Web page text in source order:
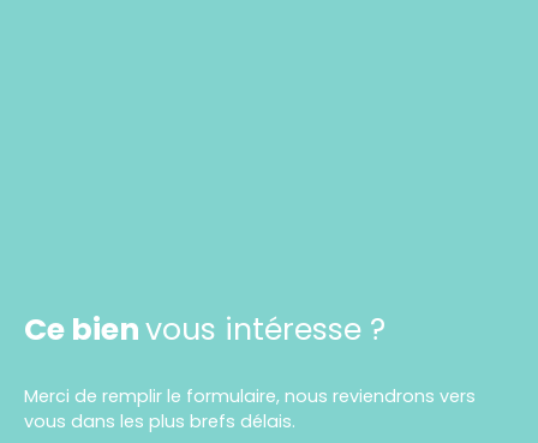
Ce bienvous intéresse ?
Merci de remplir le formulaire, nous reviendrons vers
vous dans les plus brefs délais.